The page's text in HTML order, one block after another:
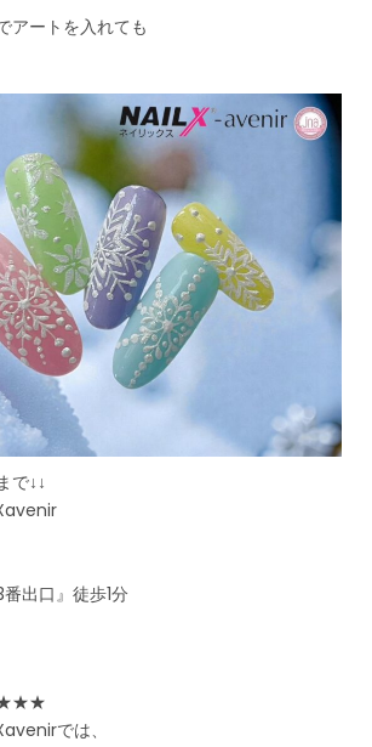
アートを入れても
で↓↓
出口』徒歩1分
では、